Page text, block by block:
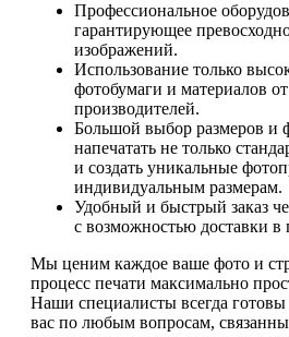
Профессиональное
гарантирующее
изображений.
Использование только
фотобумаги и материалов
производителей.
Большой выбор размеров и
напечатать не только
и создать уникальные
индивидуальным размерам.
Удобный и быстрый заказ
с возможностью доставки в
Мы ценим каждое ваше фото и
процесс печати максимально
Наши специалисты всегда готовы
вас по любым вопросам,